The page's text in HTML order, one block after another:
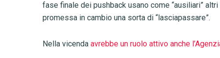
fase finale dei pushback usano come “ausiliari”
promessa in cambio una sorta di “lasciapassare”.
Nella vicenda avrebbe un ruolo attivo anche